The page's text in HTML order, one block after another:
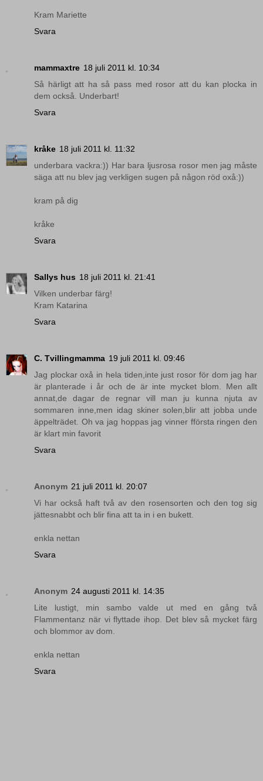
Kram Mariette
Svara
mammaxtre 18 juli 2011 kl. 10:34
Så härligt att ha så pass med rosor att du kan plocka in
dem också. Underbart!
Svara
kråke 18 juli 2011 kl. 11:32
underbara vackra:)) Har bara ljusrosa rosor men jag måste
säga att nu blev jag verkligen sugen på någon röd oxå:))
kram på dig
kråke
Svara
Sallys hus 18 juli 2011 kl. 21:41
Vilken underbar färg!
Kram Katarina
Svara
C. Tvillingmamma 19 juli 2011 kl. 09:46
Jag plockar oxå in hela tiden,inte just rosor för dom jag har
är planterade i år och de är inte mycket blom. Men allt
annat,de dagar de regnar vill man ju kunna njuta av
sommaren inne,men idag skiner solen,blir att jobba unde
äppelträdet. Oh va jag hoppas jag vinner fförsta ringen den
är klart min favorit
Svara
Anonym 21 juli 2011 kl. 20:07
Vi har också haft två av den rosensorten och den tog sig
jättesnabbt och blir fina att ta in i en bukett.
enkla nettan
Svara
Anonym 24 augusti 2011 kl. 14:35
Lite lustigt, min sambo valde ut med en gång två
Flammentanz när vi flyttade ihop. Det blev så mycket färg
och blommor av dom.
enkla nettan
Svara